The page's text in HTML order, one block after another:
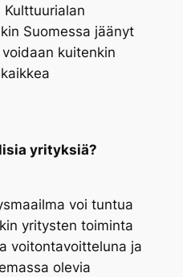
Suomessa jäänyt
kuitenkin
yrityksiä?
voi tuntua
yritysten toiminta
voitontavoitteluna ja
olevia